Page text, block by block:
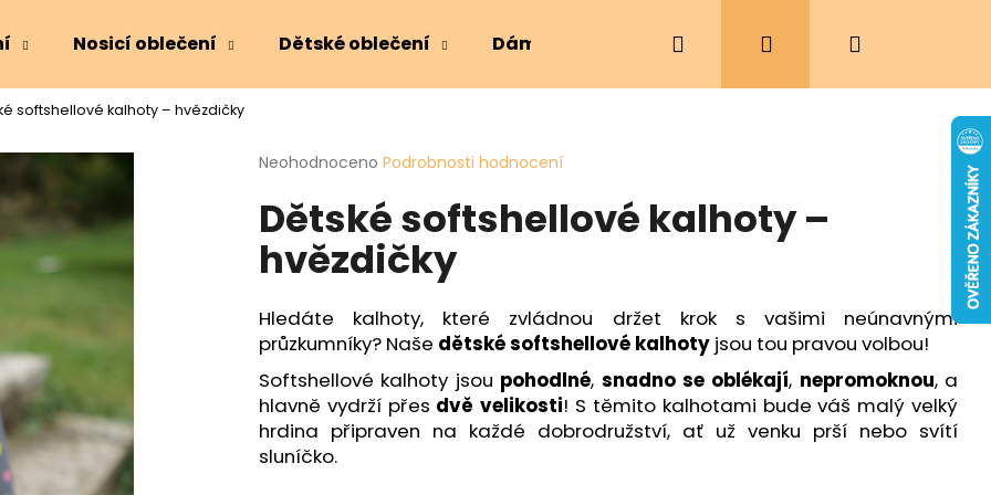
Nosicí oblečení Dětské oblečení Dámské oblečení Ergonomická nosítka
Hledat PřihlášeníNákupní
softshellové kalhoty – hvězdičky
Průměrné
produktu
je
0,0
hvězdiček.
Neohodnoceno Podrobnosti hodnocení
Dětské softshellové kalhoty –
hvězdičky
Hledáte kalhoty, které zvládnou držet krok s vašimi neúnavnými
průzkumníky? Naše dětské softshellové kalhoty jsou tou pravou volbou!
Softshellové kalhoty jsou pohodlné, snadno se oblékají, nepromoknou, a
hlavně vydrží přes dvě velikosti! S těmito kalhotami bude váš malý velký
hrdina připraven na každé dobrodružství, ať už venku prší nebo svítí
sluníčko.
Co potřebujete najít?
HLEDAT
Doporučujeme